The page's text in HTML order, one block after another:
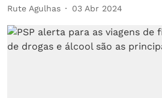
Rute Agulhas 03 Abr 2024